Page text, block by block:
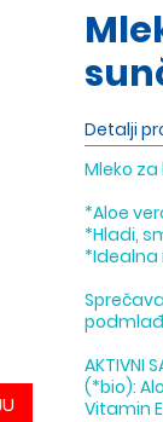
Detalji
Mleko
*Aloe
*Hladi,
*Idealna
AKTIVNI
(*bio):
Vitamin